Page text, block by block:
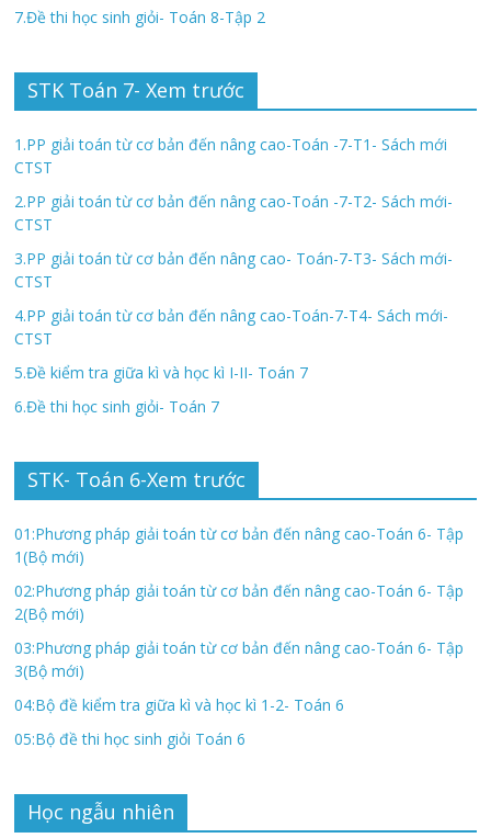
7.Đề thi học sinh giỏi- Toán 8-Tập 2
STK Toán 7- Xem trước
1.PP giải toán từ cơ bản đến nâng cao-Toán -7-T1- Sách mới
CTST
2.PP giải toán từ cơ bản đến nâng cao-Toán -7-T2- Sách mới-
CTST
3.PP giải toán từ cơ bản đến nâng cao- Toán-7-T3- Sách mới-
CTST
4.PP giải toán từ cơ bản đến nâng cao-Toán-7-T4- Sách mới-
CTST
5.Đề kiểm tra giữa kì và học kì I-II- Toán 7
6.Đề thi học sinh giỏi- Toán 7
STK- Toán 6-Xem trước
01:Phương pháp giải toán từ cơ bản đến nâng cao-Toán 6- Tập
1(Bộ mới)
02:Phương pháp giải toán từ cơ bản đến nâng cao-Toán 6- Tập
2(Bộ mới)
03:Phương pháp giải toán từ cơ bản đến nâng cao-Toán 6- Tập
3(Bộ mới)
04:Bộ đề kiểm tra giữa kì và học kì 1-2- Toán 6
05:Bộ đề thi học sinh giỏi Toán 6
Học ngẫu nhiên